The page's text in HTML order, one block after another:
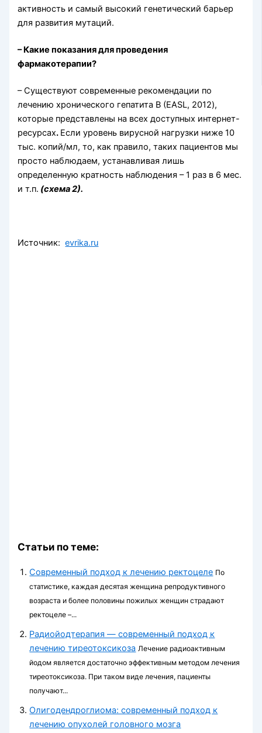
активность и самый высокий генетический барьер
для развития мутаций.
– Какие показания для проведения
фармакотерапии?
– Существуют современные рекомендации по
лечению хронического гепатита В (EASL, 2012),
которые представлены на всех доступных интернет-
ресурсах. Если уровень вирусной нагрузки ниже 10
тыс. копий/мл, то, как правило, таких пациентов мы
просто наблюдаем, устанавливая лишь
определенную кратность наблюдения – 1 раз в 6 мес.
и т.п. (схема 2).
Источник:evrika.ru
Статьи по теме:
Современный подход к лечению ректоцеле По
статистике, каждая десятая женщина репродуктивного
возраста и более половины пожилых женщин страдают
ректоцеле –...
Радиойодтерапия — современный подход к
лечению тиреотоксикоза Лечение радиоактивным
йодом является достаточно эффективным методом лечения
тиреотоксикоза. При таком виде лечения, пациенты
получают...
Олигодендроглиома: современный подход к
лечению опухолей головного мозга